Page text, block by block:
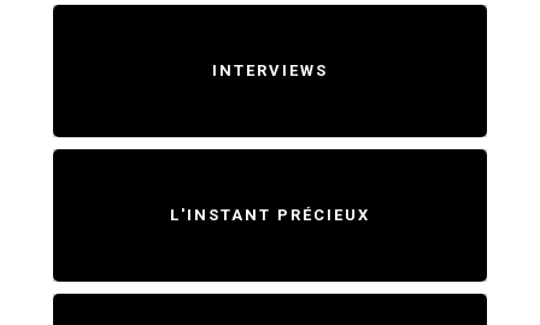
INTERVIEWS
L'INSTANT PRÉCIEUX